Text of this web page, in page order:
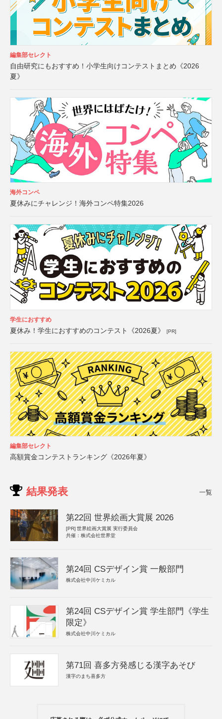
編集部セレクト
自由研究にもおすすめ！小学生向けコンテストまとめ《2026
夏》
海外コンペ
夏休みにチャレンジ！海外コンペ特集2026
学生におすすめ
夏休み！学生におすすめのコンテスト《2026夏》 [PR]
編集部セレクト
高額賞金コンテストランキング《2026年夏》
結果発表 一覧
第22回 世界絵画大賞展 2026
[PR] 世界絵画大賞展 実行委員会
共催：株式会社世界堂
第24回 CSデザイン賞 一般部門
株式会社中川ケミカル
第24回 CSデザイン賞 学生部門《学生
限定》
株式会社中川ケミカル
第71回 喜多方発感じる漢字あそび
漢字のまち喜多方